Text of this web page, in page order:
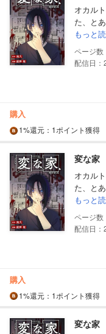
オカル
た、と
もっと
配信日
購入
1%還元 ：1ポイント獲得
変な家
オカル
た、と
もっと
配信日
購入
1%還元 ：1ポイント獲得
変な家